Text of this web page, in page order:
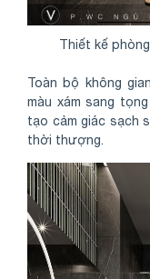
Thiết kế
Toàn bộ không
màu xám sang
tạo cảm giác sạch
thời thượng.